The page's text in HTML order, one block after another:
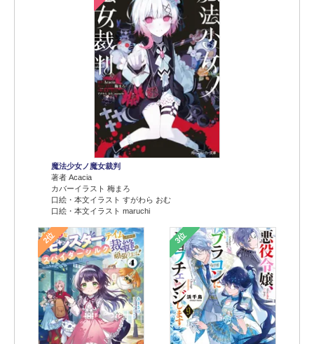
魔法少女ノ魔女裁判
著者 Acacia
カバーイラスト 梅まろ
口絵・本文イラスト すがわら おむ
口絵・本文イラスト maruchi
2位 3位